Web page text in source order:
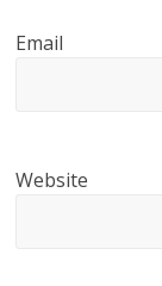
Email
Website